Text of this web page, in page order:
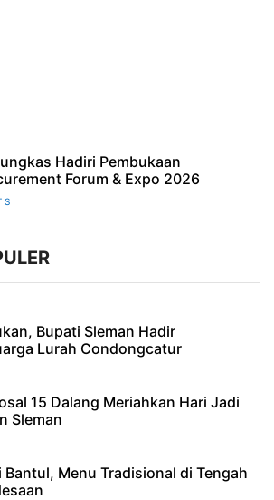
Hadiri Pembukaan
Forum & Expo 2026
S
Bupati Sleman Hadir
Lurah Condongcatur
15 Dalang Meriahkan Hari Jadi
Sleman
Bantul, Menu Tradisional di Tengah